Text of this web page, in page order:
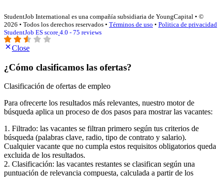
StudentJob International es una compañía subsidiaria de YoungCapital • ©
2026 • Todos los derechos reservados • Términos de uso • Politica de privacidad
StudentJob ES score 4.0 - 75 reviews
Close
¿Cómo clasificamos las ofertas?
Clasificación de ofertas de empleo
Para ofrecerte los resultados más relevantes, nuestro motor de
búsqueda aplica un proceso de dos pasos para mostrar las vacantes:
1. Filtrado: las vacantes se filtran primero según tus criterios de
búsqueda (palabras clave, radio, tipo de contrato y salario).
Cualquier vacante que no cumpla estos requisitos obligatorios queda
excluida de los resultados.
2. Clasificación: las vacantes restantes se clasifican según una
puntuación de relevancia compuesta, calculada a partir de los